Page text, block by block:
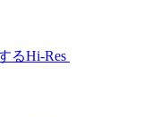
Hi-Res